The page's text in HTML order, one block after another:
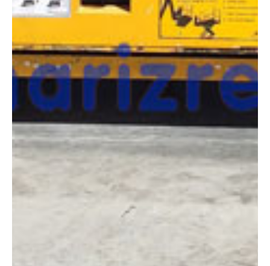
¿Te interesa
esta máquina?
Rellena este formulario y recibiremos tu solicitud
sobre esta máquina para ponernos en contacto
directo contigo.
Haulotte Compact 8